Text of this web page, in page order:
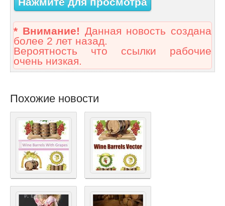
* Внимание! Данная новость создана
более 2 лет назад.
Вероятность что ссылки рабочие
очень низкая.
Похожие новости